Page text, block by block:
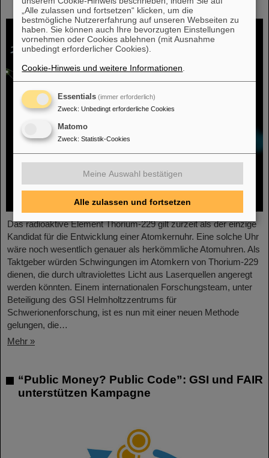
Atomkernuhr wächst
Das radioaktive Element Thorium-229 gilt zurzeit als der einzige
Kandidat für die Entwicklung einer Atomkernuhr. Eine solche Uhr
wäre noch wesentlich genauer als herkömmliche Atomuhren. Als
Taktgeber würden Schwingungen im Atomkern von Thorium-229
dienen, die durch ultraviolettes Licht aus Laserquellen angeregt
werden könnten. Einem internationalen Forschungsteam, unter
Beteiligung des GSI Helmholtzzentrums für
Schwerionenforschung, ist es nun mit einer neuen Methode
gelungen, die…
Mehr »
“Public Money? Public Code”: GSI und FAIR
unterstützen Kampagne
„Alle zulassen und fortsetzen“ klicken, um die
bestmögliche Nutzererfahrung auf unseren Webseiten zu
haben. Sie können auch Ihre bevorzugten Einstellungen
vornehmen oder Cookies ablehnen (mit Ausnahme
unbedingt erforderlicher Cookies).
Cookie-Hinweis und weitere Informationen
Essentials (immer erforderlich)
Zweck: Unbedingt erforderliche Cookies
Matomo
Zweck: Statistik-Cookies
Meine Auswahl bestätigen
Alle zulassen und fortsetzen